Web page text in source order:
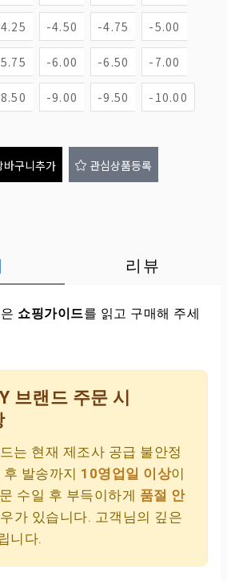
-4.50 -4.75 -5.00
-6.00 -6.50 -7.00
-9.00 -9.50 -10.00
바구니추가 관심상품등록
리뷰
쇼핑가이드를 읽고 구매해 주세
브랜드 주문 시
는 현재 제조사 공급 불안정
발송까지 10영업일 이상이
수일 후 부득이하게 품절 안
가 있습니다. 고객님의 깊은
니다.